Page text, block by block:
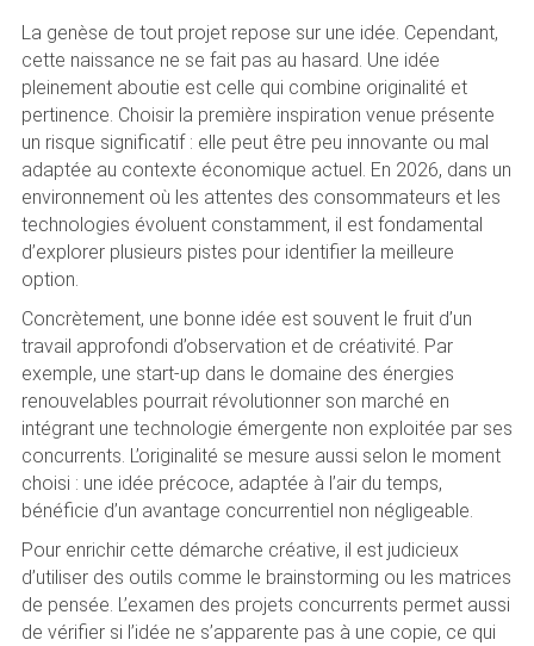
La genèse de tout projet repose sur une idée. Cependant,
cette naissance ne se fait pas au hasard. Une idée
pleinement aboutie est celle qui combine originalité et
pertinence. Choisir la première inspiration venue présente
un risque significatif : elle peut être peu innovante ou mal
adaptée au contexte économique actuel. En 2026, dans un
environnement où les attentes des consommateurs et les
technologies évoluent constamment, il est fondamental
d’explorer plusieurs pistes pour identifier la meilleure
option.
Concrètement, une bonne idée est souvent le fruit d’un
travail approfondi d’observation et de créativité. Par
exemple, une start-up dans le domaine des énergies
renouvelables pourrait révolutionner son marché en
intégrant une technologie émergente non exploitée par ses
concurrents. L’originalité se mesure aussi selon le moment
choisi : une idée précoce, adaptée à l’air du temps,
bénéficie d’un avantage concurrentiel non négligeable.
Pour enrichir cette démarche créative, il est judicieux
d’utiliser des outils comme le brainstorming ou les matrices
de pensée. L’examen des projets concurrents permet aussi
de vérifier si l’idée ne s’apparente pas à une copie, ce qui